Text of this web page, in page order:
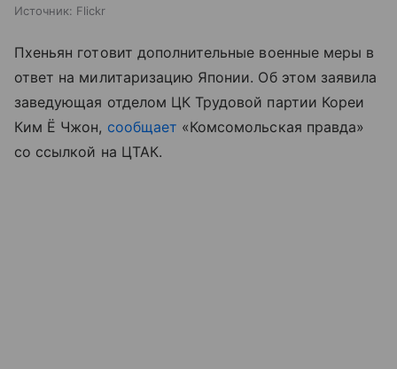
Источник: Flickr
Пхеньян готовит дополнительные военные меры в
ответ на милитаризацию Японии. Об этом заявила
заведующая отделом ЦК Трудовой партии Кореи
Ким Ё Чжон, сообщает «Комсомольская правда»
со ссылкой на ЦТАК.